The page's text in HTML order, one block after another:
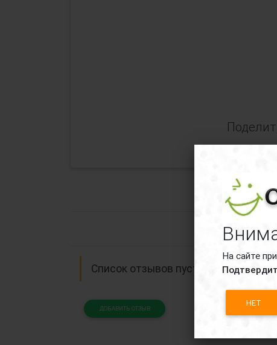
На сайте
НЕТ
Список отзывов пуст.
ДОБАВИТЬ ОТЗЫВ